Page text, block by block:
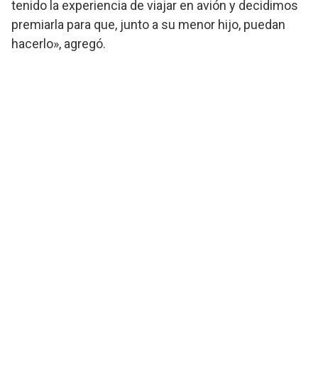
tenido la experiencia de viajar en avión y decidimos
premiarla para que, junto a su menor hijo, puedan
hacerlo», agregó.